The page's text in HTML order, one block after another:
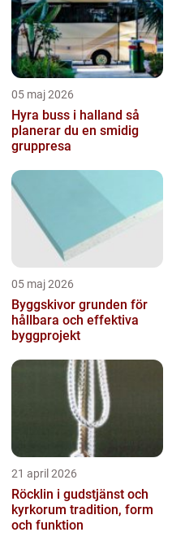
05 maj 2026
Hyra buss i halland så
planerar du en smidig
gruppresa
05 maj 2026
Byggskivor grunden för
hållbara och effektiva
byggprojekt
21 april 2026
Röcklin i gudstjänst och
kyrkorum tradition, form
och funktion